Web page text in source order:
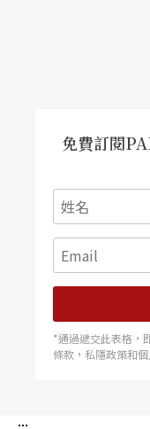
免費訂閱
*通過遞交此表格，
條款，私隱政策和